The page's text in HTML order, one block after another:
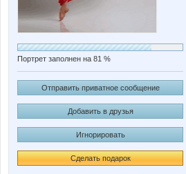
Портрет заполнен на 81 %
Отправить приватное сообщение
Добавить в друзья
Игнорировать
Сделать подарок